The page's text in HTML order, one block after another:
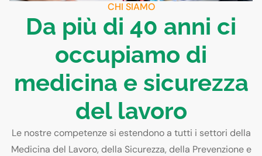
CHI SIAMO
Da più di 40 anni ci
occupiamo di
medicina e sicurezza
del lavoro
Le nostre competenze si estendono a tutti i settori della
Medicina del Lavoro, della Sicurezza, della Prevenzione e